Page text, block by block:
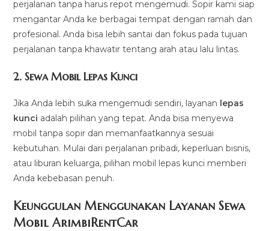
perjalanan tanpa harus repot mengemudi. Sopir kami siap
mengantar Anda ke berbagai tempat dengan ramah dan
profesional. Anda bisa lebih santai dan fokus pada tujuan
perjalanan tanpa khawatir tentang arah atau lalu lintas.
2.Sewa Mobil Lepas Kunci
Jika Anda lebih suka mengemudi sendiri, layanan lepas
kunci adalah pilihan yang tepat. Anda bisa menyewa
mobil tanpa sopir dan memanfaatkannya sesuai
kebutuhan. Mulai dari perjalanan pribadi, keperluan bisnis,
atau liburan keluarga, pilihan mobil lepas kunci memberi
Anda kebebasan penuh.
Keunggulan Menggunakan Layanan Sewa
Mobil ArimbiRentCar